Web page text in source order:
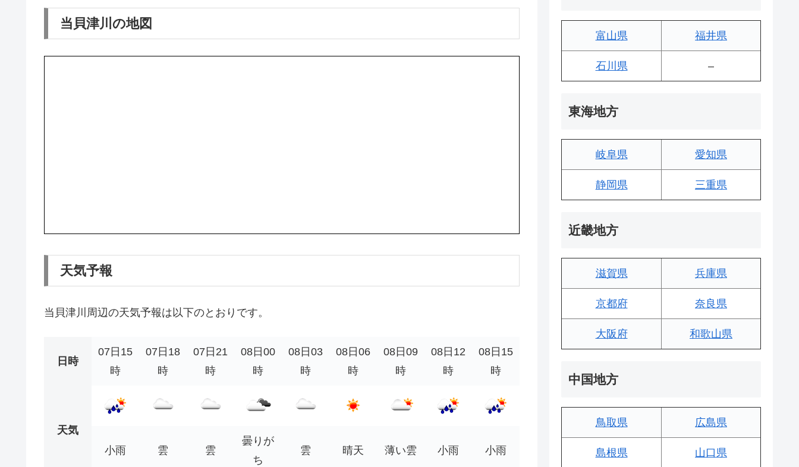
当貝津川の地図
天気予報
当貝津川周辺の天気予報は以下のとおりです。
日時
07日15
時
07日18
時
07日21
時
08日00
時
08日03
時
08日06
時
08日09
時
08日12
時
08日15
時
天気
小雨
雲 雲
曇りが
ち
雲 晴天 薄い雲 小雨 小雨
富山県 福井県
石川県 –
東海地方
岐阜県 愛知県
静岡県 三重県
近畿地方
滋賀県 兵庫県
京都府 奈良県
大阪府 和歌山県
中国地方
鳥取県 広島県
島根県 山口県